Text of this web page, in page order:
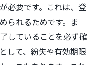
必要です。これは、登
られるためです。ま
していることを必ず確
して、紛失や有効期限